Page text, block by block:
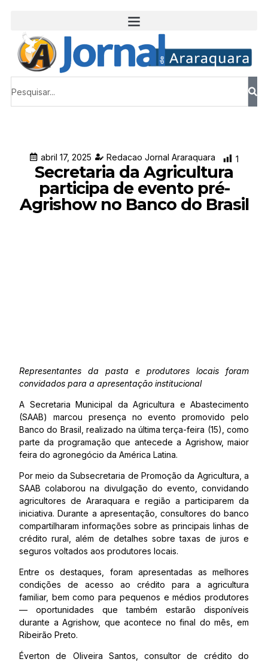
abril 17, 2025 Redacao Jornal Araraquara 1
Secretaria da Agricultura
participa de evento pré-
Agrishow no Banco do Brasil
Representantes da pasta e produtores locais foram
convidados para a apresentação institucional
A Secretaria Municipal da Agricultura e Abastecimento
(SAAB) marcou presença no evento promovido pelo
Banco do Brasil, realizado na última terça-feira (15), como
parte da programação que antecede a Agrishow, maior
feira do agronegócio da América Latina.
Por meio da Subsecretaria de Promoção da Agricultura, a
SAAB colaborou na divulgação do evento, convidando
agricultores de Araraquara e região a participarem da
iniciativa. Durante a apresentação, consultores do banco
compartilharam informações sobre as principais linhas de
crédito rural, além de detalhes sobre taxas de juros e
seguros voltados aos produtores locais.
Entre os destaques, foram apresentadas as melhores
condições de acesso ao crédito para a agricultura
familiar, bem como para pequenos e médios produtores
— oportunidades que também estarão disponíveis
durante a Agrishow, que acontece no final do mês, em
Ribeirão Preto.
Éverton de Oliveira Santos, consultor de crédito do